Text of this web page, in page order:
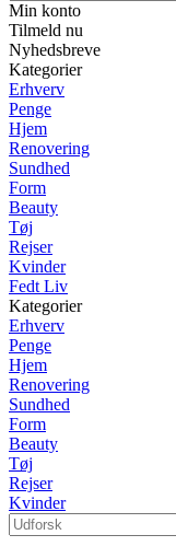
Min konto
Tilmeld nu
Nyhedsbreve
Kategorier
Erhverv
Penge
Hjem
Renovering
Sundhed
Form
Beauty
Tøj
Rejser
Kvinder
Fedt Liv
Kategorier
Erhverv
Penge
Hjem
Renovering
Sundhed
Form
Beauty
Tøj
Rejser
Kvinder